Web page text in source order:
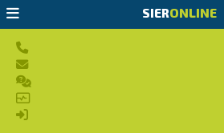
SIERONLINE